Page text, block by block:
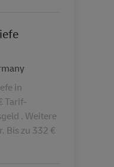
in
Tarif-
. Weitere
Bis zu 332 €